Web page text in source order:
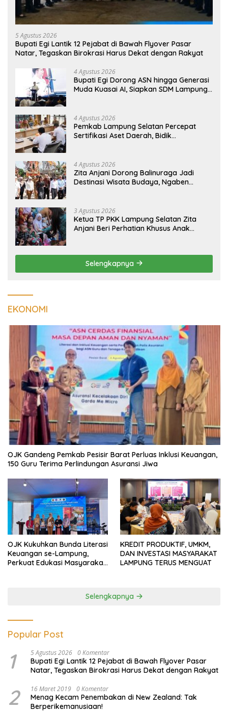
5 Agustus 2026
Bupati Egi Lantik 12 Pejabat di Bawah Flyover Pasar
Natar, Tegaskan Birokrasi Harus Dekat dengan Rakyat
4 Agustus 2026
Bupati Egi Dorong ASN hingga Generasi
Muda Kuasai AI, Siapkan SDM Lampung
4 Agustus 2026
Pemkab Lampung Selatan Percepat
Sertifikasi Aset Daerah, Bidik
4 Agustus 2026
Zita Anjani Dorong Balinuraga Jadi
Destinasi Wisata Budaya, Ngaben
3 Agustus 2026
Ketua TP PKK Lampung Selatan Zita
Anjani Beri Perhatian Khusus Anak
Selengkapnya
EKONOMI
OJK Gandeng Pemkab Pesisir Barat Perluas Inklusi Keuangan,
150 Guru Terima Perlindungan Asuransi Jiwa
OJK Kukuhkan Bunda Literasi
Keuangan se-Lampung,
Perkuat Edukasi Masyarakat
KREDIT PRODUKTIF, UMKM,
DAN INVESTASI MASYARAKAT
LAMPUNG TERUS MENGUAT
Selengkapnya
Popular Post
1 5 Agustus 2026 0 Komentar
Bupati Egi Lantik 12 Pejabat di Bawah Flyover Pasar
Natar, Tegaskan Birokrasi Harus Dekat dengan Rakyat
2 16 Maret 2019 0 Komentar
Menag Kecam Penembakan di New Zealand: Tak
Berperikemanusiaan!